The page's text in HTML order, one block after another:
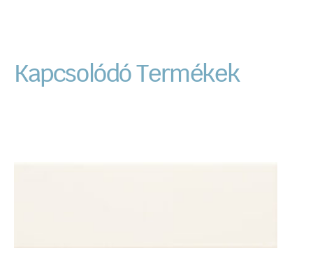
Kapcsolódó Termékek